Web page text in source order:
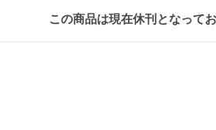
この商品は現在休刊となってお